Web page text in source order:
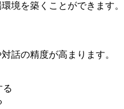
境を築くことができます。
話の精度が高まります。
る